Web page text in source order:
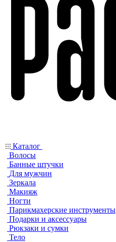
Каталог
Волосы
Банные штучки
Для мужчин
Зеркала
Макияж
Ногти
Парикмахерские инструменты
Подарки и аксессуары
Рюкзаки и сумки
Тело